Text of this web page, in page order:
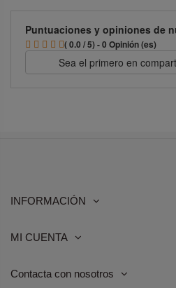
Puntuaciones y opiniones de
( 0.0 / 5) - 0 Opinión (es)
Sea el primero en
INFORMACIÓN
MI CUENTA
Contacta con nosotros